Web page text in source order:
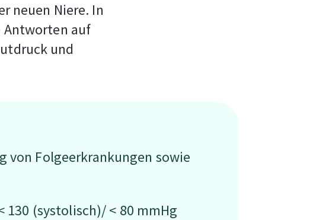
neuen Niere. In
Antworten auf
und
von Folgeerkrankungen sowie
(systolisch)/ < 80 mmHg